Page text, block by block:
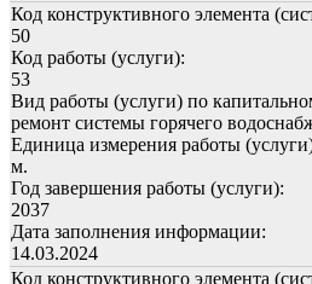
Код конструктивного элемента
50
Код работы (услуги):
53
Вид работы (услуги) по
ремонт системы горячего
Единица измерения работы
м.
Год завершения работы (услуги):
2037
Дата заполнения информации:
14.03.2024
Код конструктивного элемента